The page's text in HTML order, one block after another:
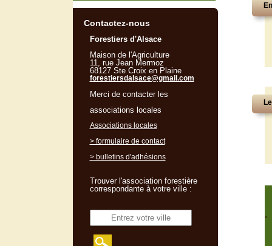
"
Contactez-nous
Forestiers d'Alsace
Maison de l'Agriculture
11, rue Jean Mermoz
68127 Ste Croix en Plaine
forestiersdalsace@gmail.com
Merci de contacter les
associations locales
Associations locales
> formulaire de contact
> bulletins d'adhésions
Trouver l'association forestière
correspondante à votre ville :